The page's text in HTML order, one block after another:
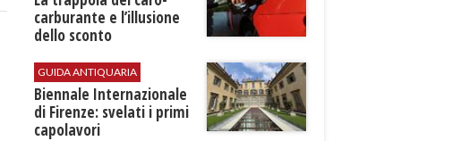
carburante e l’illusione
dello sconto
GUIDA ANTIQUARIA
Biennale Internazionale
di Firenze: svelati i primi
capolavori